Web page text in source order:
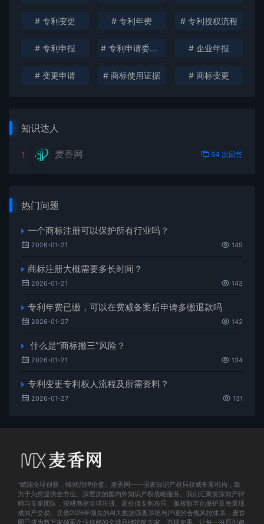
# 专利变更 # 专利年费 # 专利授权流程
# 专利申报 # 专利申请委托书 # 企业年报
# 变更申请 # 商标使用证据 # 商标变更
知识达人
1 麦香网 64 次回答
热门问题
一个商标注册可以保护所有行业吗？
2026-01-21 149
商标注册大概需要多长时间？
2026-01-21 143
专利年费已缴，可以在费减备案后申请多缴退款吗
2026-01-27 142
什么是“商标撤三”风险？
2026-01-21 134
专利变更专利权人流程及所需资料？
2026-01-27 131
“赋能全球创新，铸就品牌价值。麦香网——国家知识产权局权威备案机构，致
力于为您提供全方位、深层次的国内外知识产权战略服务。我们汇聚资深知产律
师与专家团队，深耕商标全球注册、高价值专利布局、版权数字化保护及海量现
成知产交易。凭借2026年领先的AI大数据筛查系统与严谨的合规风控体系，麦香
网已成为数万家领军企业信赖的全球品牌护航专家。选择麦香，让每一份原创都